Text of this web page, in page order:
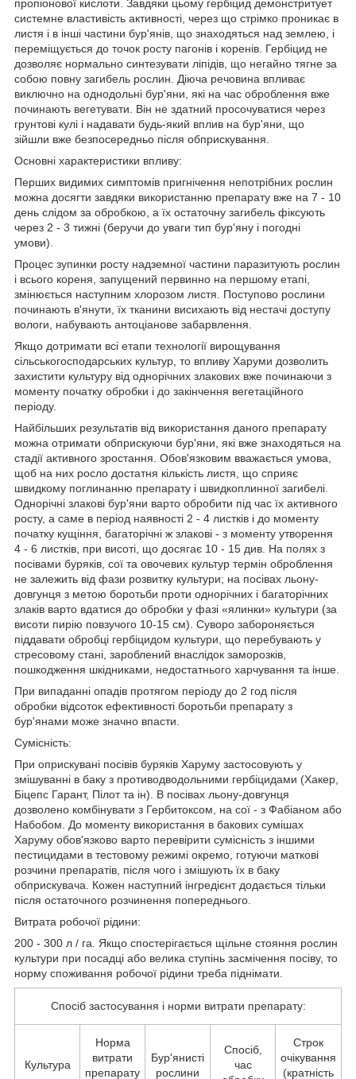
пропіонової кислоти. Завдяки цьому гербіцид демонстритует
системне властивість активності, через що стрімко проникає в
листя і в інші частини бур'янів, що знаходяться над землею, і
переміщується до точок росту пагонів і коренів. Гербіцид не
дозволяє нормально синтезувати ліпідів, що негайно тягне за
собою повну загибель рослин. Діюча речовина впливає
виключно на однодольні бур'яни, які на час оброблення вже
починають вегетувати. Він не здатний просочуватися через
грунтові кулі і надавати будь-який вплив на бур'яни, що
зійшли вже безпосередньо після обприскування.
Основні характеристики впливу:
Перших видимих симптомів пригнічення непотрібних рослин
можна досягти завдяки використанню препарату вже на 7 - 10
день слідом за обробкою, а їх остаточну загибель фіксують
через 2 - 3 тижні (беручи до уваги тип бур'яну і погодні
умови).
Процес зупинки росту надземної частини паразитують рослин
і всього кореня, запущений первинно на першому етапі,
змінюється наступним хлорозом листя. Поступово рослини
починають в'янути, їх тканини висихають від нестачі доступу
вологи, набувають антоціанове забарвлення.
Якщо дотримати всі етапи технології вирощування
сільськогосподарських культур, то впливу Харуми дозволить
захистити культуру від однорічних злакових вже починаючи з
моменту початку обробки і до закінчення вегетаційного
періоду.
Найбільших результатів від використання даного препарату
можна отримати обприскуючи бур'яни, які вже знаходяться на
стадії активного зростання. Обов'язковим вважається умова,
щоб на них росло достатня кількість листя, що сприяє
швидкому поглинанню препарату і швидкоплинної загибелі.
Однорічні злакові бур'яни варто обробити під час їх активного
росту, а саме в період наявності 2 - 4 листків і до моменту
початку кущіння, багаторічні ж злакові - з моменту утворення
4 - 6 листків, при висоті, що досягає 10 - 15 див. На полях з
посівами буряків, сої та овочевих культур термін оброблення
не залежить від фази розвитку культури; на посівах льону-
довгунця з метою боротьби проти однорічних і багаторічних
злаків варто вдатися до обробки у фазі «ялинки» культури (за
висоти пирію повзучого 10-15 см). Суворо забороняється
піддавати обробці гербіцидом культури, що перебувають у
стресовому стані, зароблений внаслідок заморозків,
пошкодження шкідниками, недостатнього харчування та інше.
При випаданні опадів протягом періоду до 2 год після
обробки відсоток ефективності боротьби препарату з
бур'янами може значно впасти.
Сумісність:
При оприскувані посівів буряків Харуму застосовують у
змішуванні в баку з противодводольними гербіцидами (Хакер,
Біцепс Гарант, Пілот та ін). В посівах льону-довгунця
дозволено комбінувати з Гербитоксом, на сої - з Фабіаном або
Набобом. До моменту використання в бакових сумішах
Харуму обов'язково варто перевірити сумісність з іншими
пестицидами в тестовому режимі окремо, готуючи маткові
розчини препаратів, після чого і змішують їх в баку
обприскувача. Кожен наступний інгредієнт додається тільки
після остаточного розчинення попереднього.
Витрата робочої рідини:
200 - 300 л / га. Якщо спостерігається щільне стояння рослин
культури при посадці або велика ступінь засмічення посіву, то
норму споживання робочої рідини треба піднімати.
Спосіб застосування і норми витрати препарату:
Культура
Норма
витрати
препарату
Бур'янисті
рослини
Спосіб,
час
Строк
очікування
(кратність